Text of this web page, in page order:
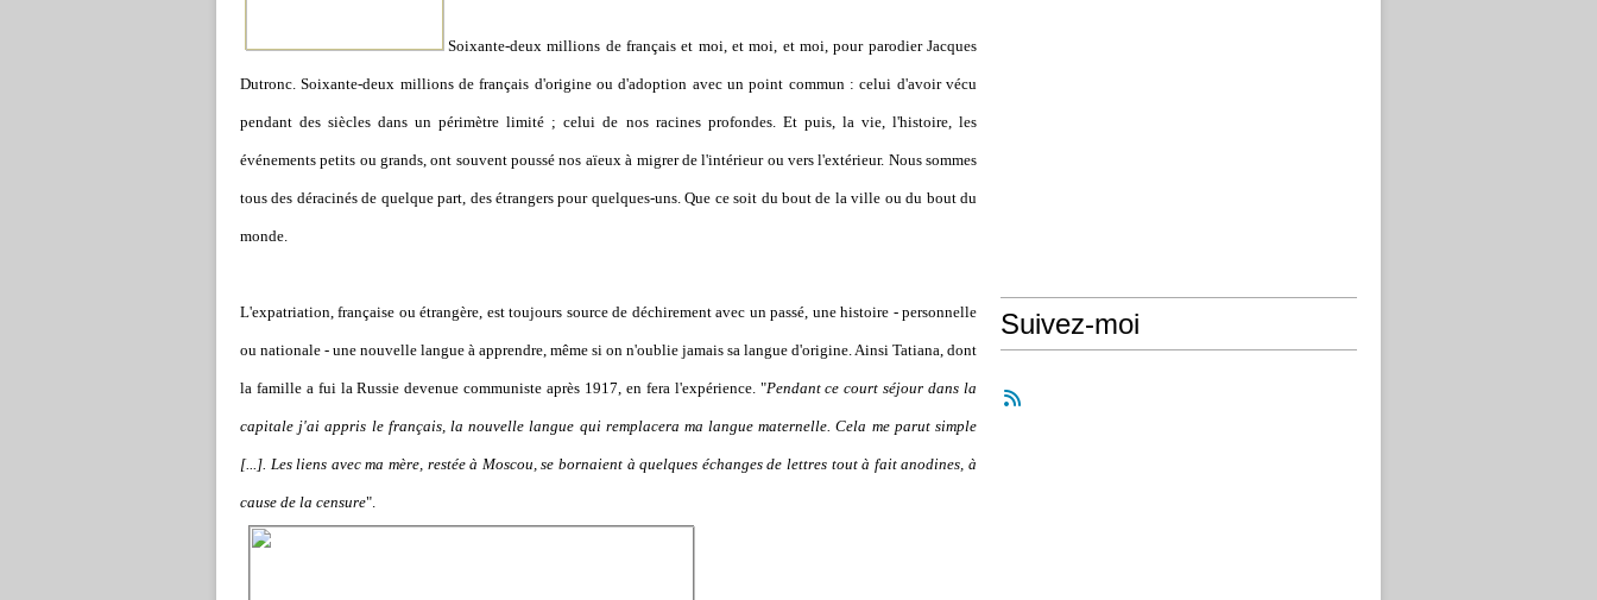
Soixante-deux millions de français et moi, et moi, et moi, pour parodier Jacques
Dutronc. Soixante-deux millions de français d'origine ou d'adoption avec un point commun : celui d'avoir vécu
pendant des siècles dans un périmètre limité ; celui de nos racines profondes. Et puis, la vie, l'histoire, les
événements petits ou grands, ont souvent poussé nos aïeux à migrer de l'intérieur ou vers l'extérieur. Nous sommes
tous des déracinés de quelque part, des étrangers pour quelques-uns. Que ce soit du bout de la ville ou du bout du
monde.
L'expatriation, française ou étrangère, est toujours source de déchirement avec un passé, une histoire - personnelle
ou nationale - une nouvelle langue à apprendre, même si on n'oublie jamais sa langue d'origine. Ainsi Tatiana, dont
la famille a fui la Russie devenue communiste après 1917, en fera l'expérience. "Pendant ce court séjour dans la
capitale j'ai appris le français, la nouvelle langue qui remplacera ma langue maternelle. Cela me parut simple
[...]. Les liens avec ma mère, restée à Moscou, se bornaient à quelques échanges de lettres tout à fait anodines, à
cause de la censure".
Suivez-moi